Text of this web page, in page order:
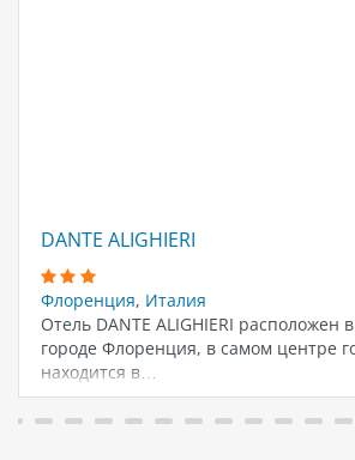
DANTE ALIGHIERI
Флоренция, Италия
Отель DANTE ALIGHIERI расположен
городе Флоренция, в самом центре
находится в…